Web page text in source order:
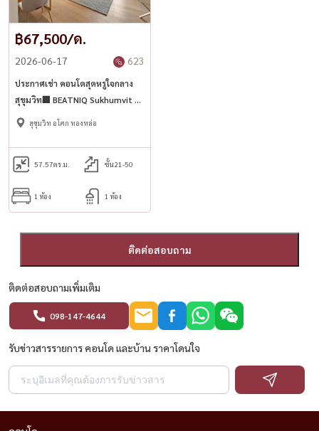
฿67,500/ด.
2026-06-17 623
ประกาศเช่า คอนโดสุดหรูใจกลาง
สุขุมวิท🏢 BEATNIQ Sukhumvit 32
(English below)
สุขุมวิท อโศก ทองหล่อ
57.57ตร.ม. ชั้น21-50
1 ห้อง 1 ห้อง
ติดต่อสอบถาม
ติดต่อสอบถามเพิ่มเติม
098-147-4644
รับข่าวสารรายการ คอนโด และบ้าน ราคาโดนใจ